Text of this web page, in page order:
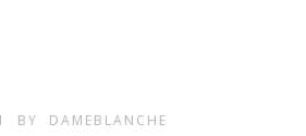
BY DAMEBLANCHE